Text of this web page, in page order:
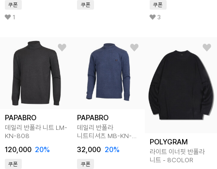
쿠폰
1
쿠폰 쿠폰
3
PAPABRO
데일리 반폴라 니트 LM-
KN-808
120,000 20%
쿠폰
PAPABRO
데일리 반폴라
니트티셔츠 MB-KN-
32,000 20%
쿠폰
POLYGRAM
라이트 이너핏 반폴라
니트 - 8COLOR